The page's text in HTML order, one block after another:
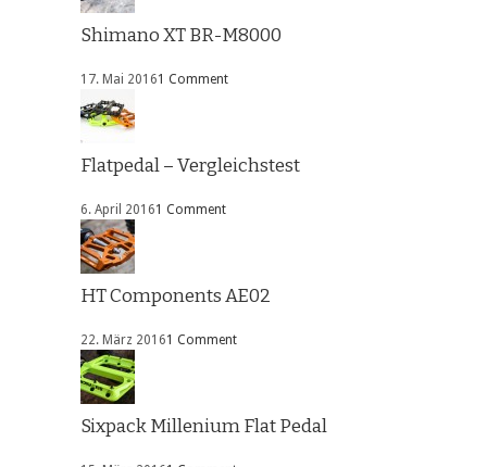
Shimano XT BR-M8000
17. Mai 20161 Comment
Flatpedal – Vergleichstest
6. April 20161 Comment
HT Components AE02
22. März 20161 Comment
Sixpack Millenium Flat Pedal